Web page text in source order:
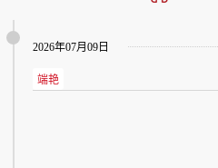
2026年07月09日
端艳